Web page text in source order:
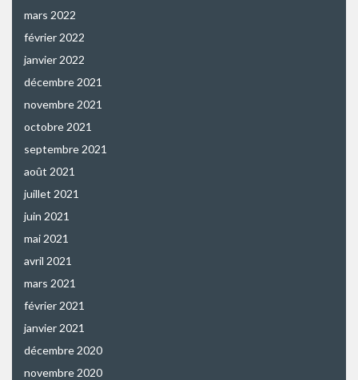
mars 2022
février 2022
janvier 2022
décembre 2021
novembre 2021
octobre 2021
septembre 2021
août 2021
juillet 2021
juin 2021
mai 2021
avril 2021
mars 2021
février 2021
janvier 2021
décembre 2020
novembre 2020